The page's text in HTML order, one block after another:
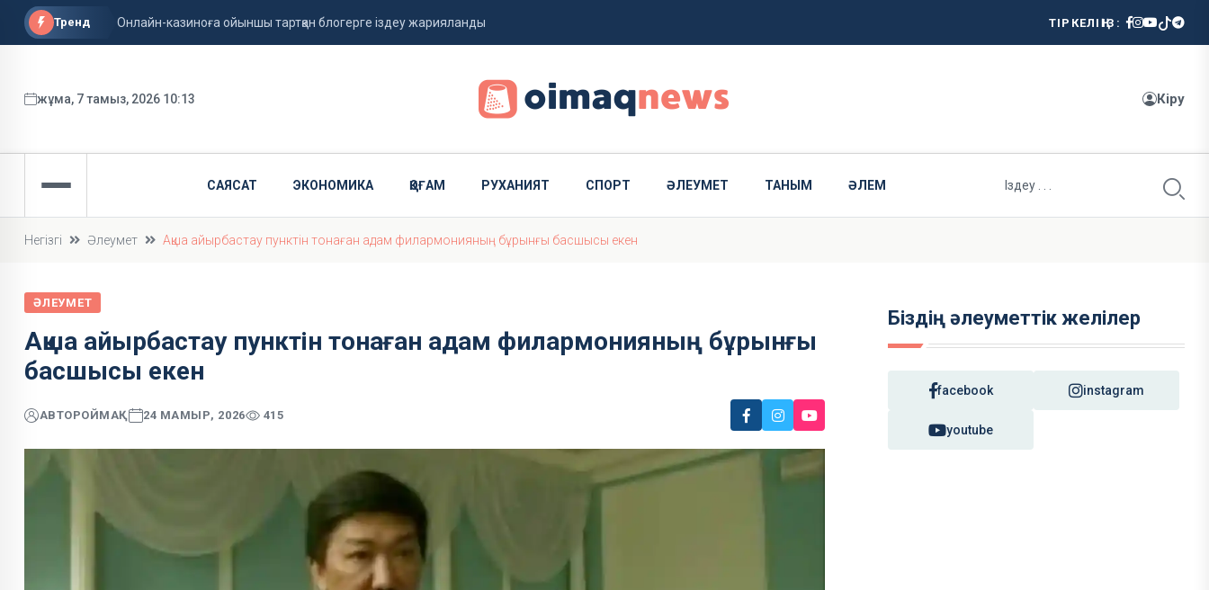
Тренд Онлайн-казиноға ойыншы тартқан блогерге іздеу жарияланды
Енді бастауыш сынып оқушылары ТЖБ мен БЖБ тапсырмайды
ТІРКЕЛІҢІЗ:
жұма, 7 тамыз, 2026 10:13 Кіру
САЯСАТ ЭКОНОМИКА ҚОҒАМ РУХАНИЯТ СПОРТ ӘЛЕУМЕТ ТАНЫМ ӘЛЕМ
Негізгі Әлеумет Ақша айырбастау пунктін тонаған адам филармонияның бұрынғы басшысы екен
ӘЛЕУМЕТ
Ақша айырбастау пунктін тонаған адам филармонияның бұрынғы
басшысы екен
АВТОРОЙМАҚ 24 МАМЫР, 2026 415
Біздің әлеуметтік желілер
facebook instagram
youtube